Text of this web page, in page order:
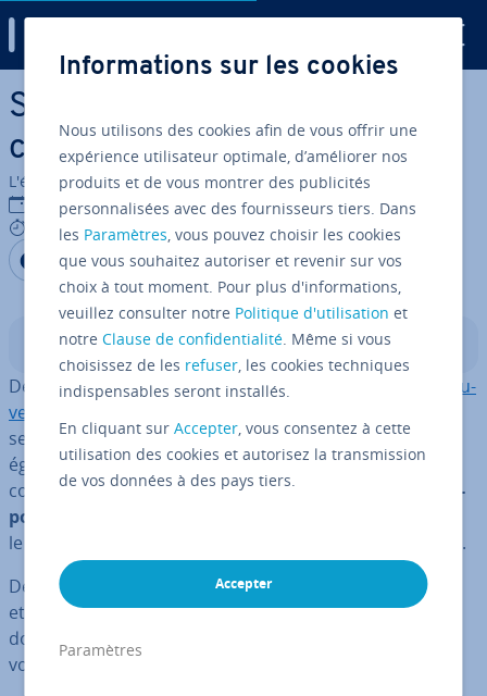
Aller au contenu principal
Sau­ve­garde de Windows 11 :
comment créer un backup
L'équipe édi­to­riale IONOS
09/11/2021
6 mins
Partager sur Facebook
Partager sur Twitter
Partager sur LinkedIn
Sommaire
Des sujets comme la pro­tec­tion des données et leur
sau­
ve­garde
seulement dans la sphère pro­fes­sion­nelle, mais
également privée. Qu’il s’agisse defichiers per­son­nels
comme des photos et des vidéos ou de
documents im­
por­tants pour l’en­tre­prise
le Cloud, il est important de les protéger de toute perte.
Découvrez comment créer une sau­ve­garde du système
et des fichiers dans Windows 11 sur un support de
données externe. Vous pourrez ainsi
vos données en cas de perte ac­ci­den­telle.
Informations sur les cookies
Nous utilisons des cookies afin de vous offrir une
expérience utilisateur optimale, d’améliorer nos
produits et de vous montrer des publicités
personnalisées avec des fournisseurs tiers. Dans
les Paramètres, vous pouvez choisir les cookies
que vous souhaitez autoriser et revenir sur vos
choix à tout moment. Pour plus d'informations,
veuillez consulter notre Politique d'utilisation et
notreClause de confidentialité. Même si vous
choisissez de les refuser, les cookies techniques
indispensables seront installés.
En cliquant surAccepter, vous consentez à cette
utilisation des cookies et autorisez la transmission
de vos données à des pays tiers.
Accepter
Paramètres